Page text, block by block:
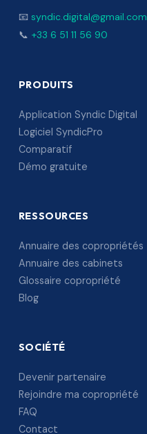
📧 syndic.digital@gmail.com
📞 +33 6 51 11 56 90
PRODUITS
Application Syndic Digital
Logiciel SyndicPro
Comparatif
Démo gratuite
RESSOURCES
Annuaire des copropriétés
Annuaire des cabinets
Glossaire copropriété
Blog
SOCIÉTÉ
Devenir partenaire
Rejoindre ma copropriété
FAQ
Contact